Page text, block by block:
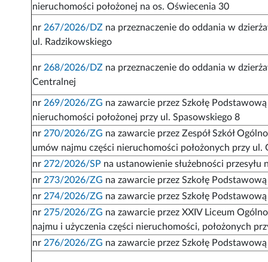
nieruchomości położonej na os. Oświecenia 30
nr 267/2026/DZ na przeznaczenie do oddania w
ul. Radzikowskiego
nr 268/2026/DZ na przeznaczenie do oddania w
Centralnej
nr 269/2026/ZG na zawarcie przez Szkołę
nieruchomości położonej przy ul. Spasowskiego 8
nr 270/2026/ZG na zawarcie przez Zespół Szkół
umów najmu części nieruchomości położonych przy
nr 272/2026/SP na ustanowienie służebności
nr 273/2026/ZG na zawarcie przez Szkołę
nr 274/2026/ZG na zawarcie przez Szkołę
nr 275/2026/ZG na zawarcie przez XXIV Liceum
najmu i użyczenia części nieruchomości, położonych
nr 276/2026/ZG na zawarcie przez Szkołę